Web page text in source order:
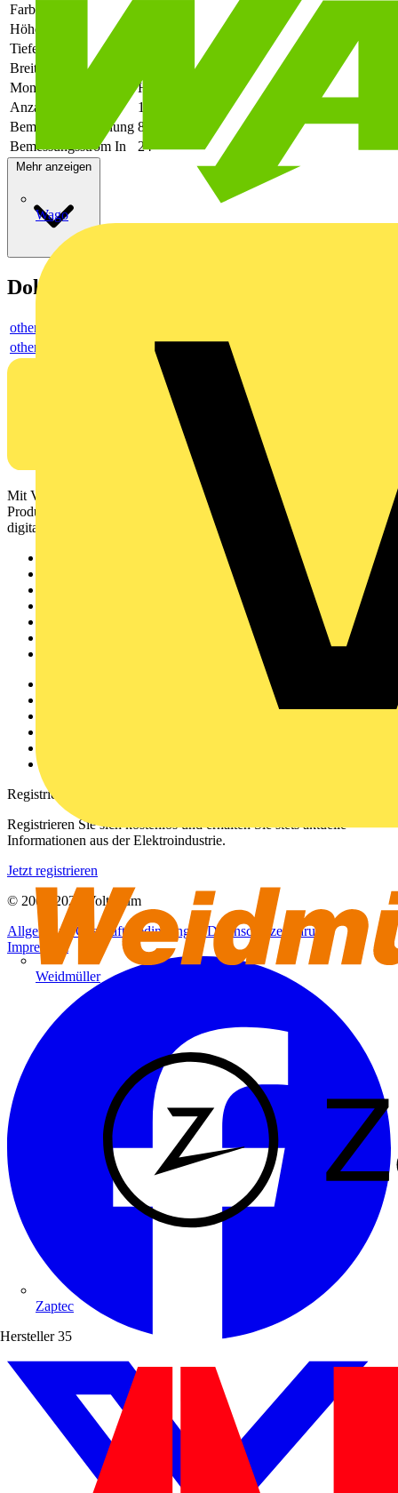
Wago
Weidmüller
Zaptec
Hersteller 35
Farbe
Höhe
Tiefe
Breite
Montageart
Hutschiene TH35
Anzahl der Etagen
1
Bemessungsspannung 800
Bemessungsstrom In
24
Mehr anzeigen
Dokumente
others
others
Mit Voltimum erhalten Elektrofachkräfte Zugang zu Branchennews,
Produktinformationen, Schulungen und Tools – alles auf einer
digitalen Plattform und Community.
Registrierung
Registrieren Sie sich kostenlos und erhalten Sie stets aktuelle
Informationen aus der Elektroindustrie.
Jetzt registrieren
© 2002-
2026
Voltimum
Allgemeine GeschäftsbedingungenDatenschutzerklärung
Impressum